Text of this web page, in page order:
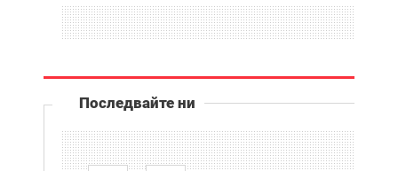
Последвайте ни